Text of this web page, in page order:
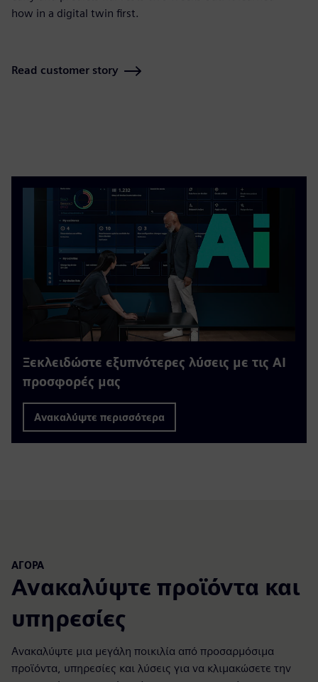
how in a digital twin first.
Read customer story
Ξεκλειδώστε εξυπνότερες λύσεις με τις ΑΙ
προσφορές μας
Ανακαλύψτε περισσότερα
ΑΓΟΡΆ
Ανακαλύψτε προϊόντα και
υπηρεσίες
Ανακαλύψτε μια μεγάλη ποικιλία από προσαρμόσιμα
προϊόντα, υπηρεσίες και λύσεις για να κλιμακώσετε την